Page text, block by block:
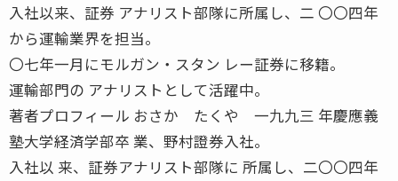
入社以来、証券 アナリスト部隊に所属し、二 〇〇四年
から運輸業界を担当。
〇七年一月にモルガン・スタン レー証券に移籍。
運輸部門の アナリストとして活躍中。
著者プロフィール おさか たくや 一九九三 年慶應義
塾大学経済学部卒 業、野村證券入社。
入社以 来、証券アナリスト部隊に 所属し、二〇〇四年